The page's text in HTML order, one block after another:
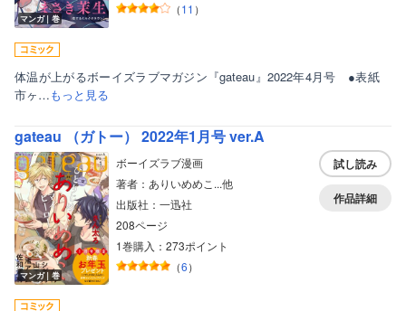
マンガ｜巻
（11 ）
体温が上がるボーイズラブマガジン『gateau』2022年4月号 ●表紙
市ヶ…もっと見る
gateau （ガトー） 2022年1月号 ver.A
マンガ｜巻
ボーイズラブ漫画
著者：ありいめめこ...他
出版社：一迅社
208ページ
1巻購入：273ポイント
（6）
試し読み
作品詳細